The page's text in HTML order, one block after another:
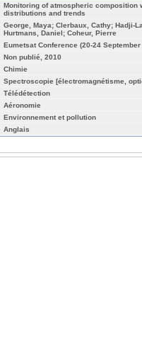
Monitoring of atmospheric composition
distributions and trends
George, Maya; Clerbaux, Cathy; Hadji-
Hurtmans, Daniel; Coheur, Pierre
Eumetsat Conference (20-24
Non publié, 2010
Chimie
Spectroscopie [électromagnétisme,
Télédétection
Aéronomie
Environnement et pollution
Anglais